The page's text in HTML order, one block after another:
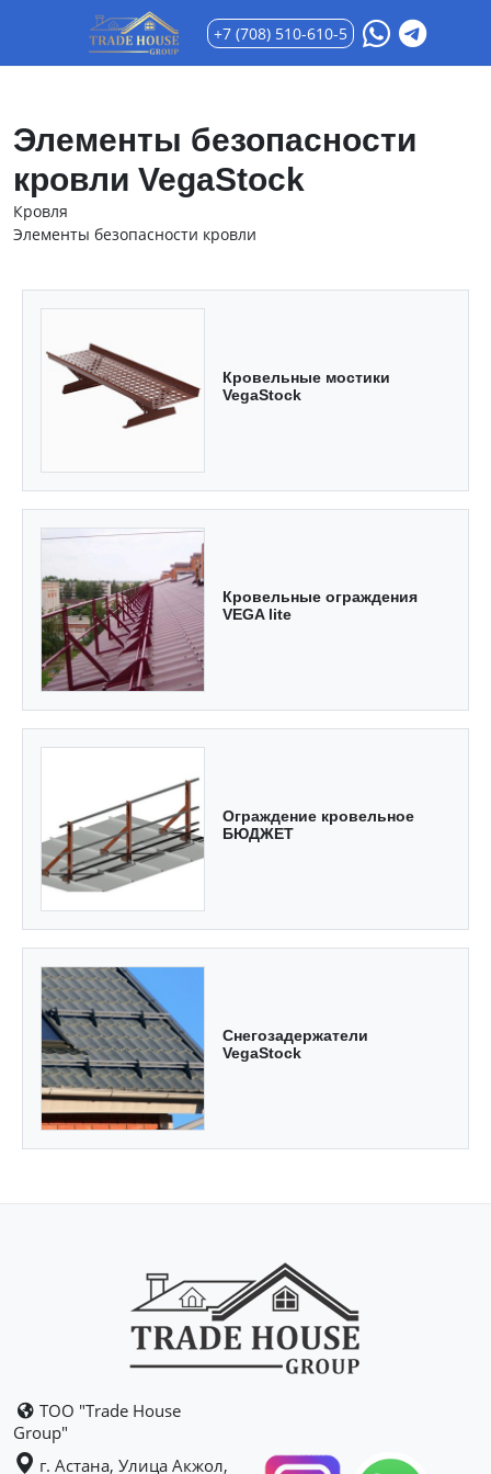
+7 (708) 510-610-5
Элементы безопасности
кровли VegaStock
Кровля
Элементы безопасности кровли
Кровельные мостики
VegaStock
Кровельные ограждения
VEGA lite
Ограждение кровельное
БЮДЖЕТ
Снегозадержатели
VegaStock
ТОО "Trade House
Group"
г. Астана, Улица Акжол,